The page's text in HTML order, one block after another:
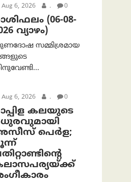
Aug 6, 2026 . 0
(06-08-
വ്യാഴം)
സമ്മിശ്രമായ
Aug 6, 2026 . 0
കലയുടെ
പെർള;